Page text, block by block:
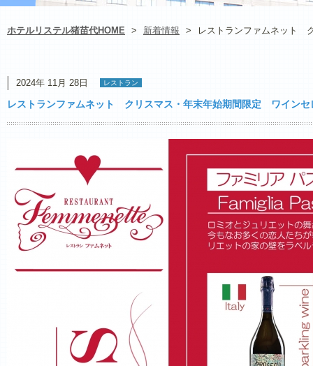
ホテルリステル猪苗代HOME > 新着情報 > レストランファムネット
2024年 11月 28日 レストラン
レストランファムネット クリスマス・年末年始期間限定 ワインセ